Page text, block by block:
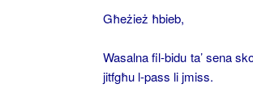
Għeżież ħbieb,
Wasalna fil-bidu ta’ sena
jitfgħu l-pass li jmiss.